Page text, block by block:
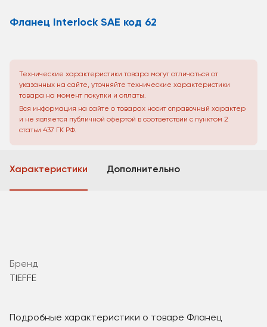
Фланец Interlock SAE код 62
Технические характеристики товара могут отличаться от
указанных на сайте, уточняйте технические характеристики
товара на момент покупки и оплаты.
Вся информация на сайте о товарах носит справочный характер
и не является публичной офертой в соответствии с пунктом 2
статьи 437 ГК РФ.
Характеристики Дополнительно
Бренд
TIEFFE
Подробные характеристики о товаре Фланец